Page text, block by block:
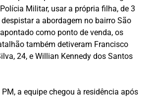
Militar, usar a própria filha, de 3
a abordagem no bairro São
como ponto de venda, os
também detiveram Francisco
24, e Willian Kennedy dos Santos
a equipe chegou à residência após